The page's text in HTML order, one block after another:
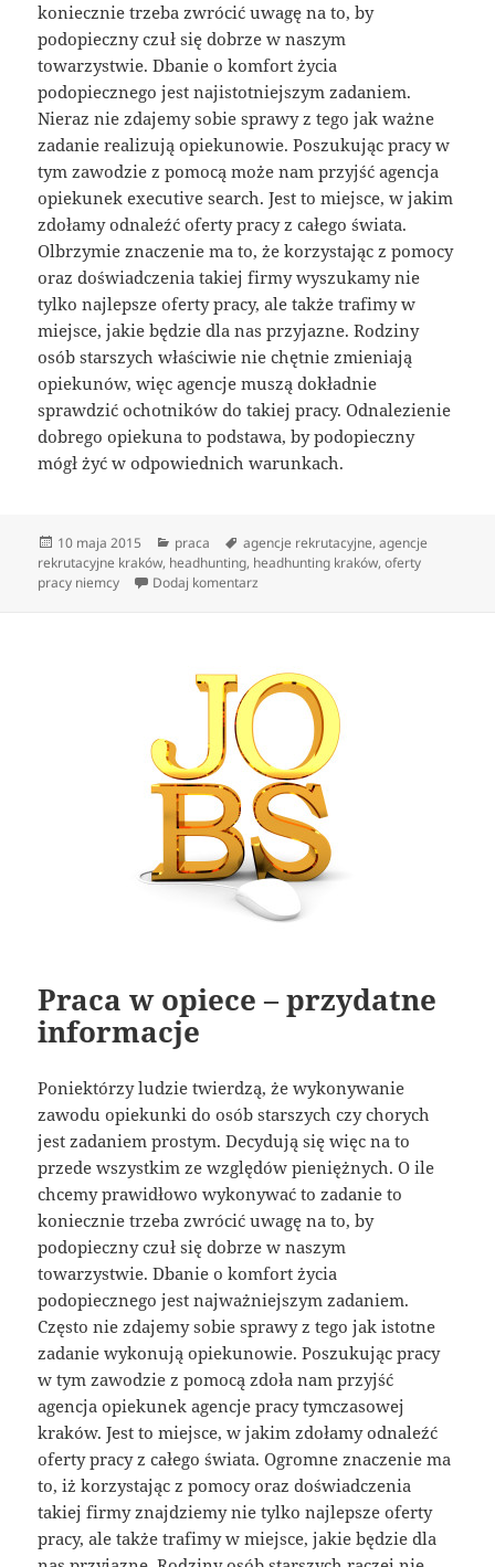
koniecznie trzeba zwrócić uwagę na to, by
podopieczny czuł się dobrze w naszym
towarzystwie. Dbanie o komfort życia
podopiecznego jest najistotniejszym zadaniem.
Nieraz nie zdajemy sobie sprawy z tego jak ważne
zadanie realizują opiekunowie. Poszukując pracy w
tym zawodzie z pomocą może nam przyjść agencja
opiekunek executive search. Jest to miejsce, w jakim
zdołamy odnaleźć oferty pracy z całego świata.
Olbrzymie znaczenie ma to, że korzystając z pomocy
oraz doświadczenia takiej firmy wyszukamy nie
tylko najlepsze oferty pracy, ale także trafimy w
miejsce, jakie będzie dla nas przyjazne. Rodziny
osób starszych właściwie nie chętnie zmieniają
opiekunów, więc agencje muszą dokładnie
sprawdzić ochotników do takiej pracy. Odnalezienie
dobrego opiekuna to podstawa, by podopieczny
mógł żyć w odpowiednich warunkach.
Data
publikacji
10 maja 2015 Kategorie
praca Tagi
agencje rekrutacyjne,agencje
rekrutacyjne kraków, headhunting, headhunting kraków,oferty
pracy niemcy
Dodaj komentarz
Praca w opiece – przydatne
informacje
Poniektórzy ludzie twierdzą, że wykonywanie
zawodu opiekunki do osób starszych czy chorych
jest zadaniem prostym. Decydują się więc na to
przede wszystkim ze względów pieniężnych. O ile
chcemy prawidłowo wykonywać to zadanie to
koniecznie trzeba zwrócić uwagę na to, by
podopieczny czuł się dobrze w naszym
towarzystwie. Dbanie o komfort życia
podopiecznego jest najważniejszym zadaniem.
Często nie zdajemy sobie sprawy z tego jak istotne
zadanie wykonują opiekunowie. Poszukując pracy
w tym zawodzie z pomocą zdoła nam przyjść
agencja opiekunek agencje pracy tymczasowej
kraków. Jest to miejsce, w jakim zdołamy odnaleźć
oferty pracy z całego świata. Ogromne znaczenie ma
to, iż korzystając z pomocy oraz doświadczenia
takiej firmy znajdziemy nie tylko najlepsze oferty
pracy, ale także trafimy w miejsce, jakie będzie dla